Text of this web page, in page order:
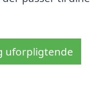
uforpligtende